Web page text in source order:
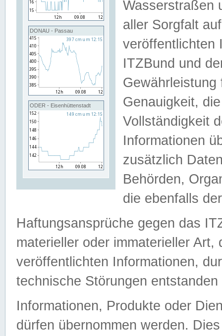
DONAU - Passau
ODER - Eisenhüttenstadt
Wasserstraßen
aller Sorgfalt
veröffentlichten
ITZBund und
Genauigkeit,
Vollständigkeit
Informationen
zusätzlich
Behörden,
die ebenfalls
Haftungsansprüche gegen das
materieller oder immaterieller
veröffentlichten Informationen,
technische Störungen
Informationen, Produkte oder
dürfen übernommen werden.